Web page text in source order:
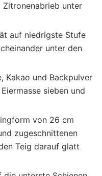
Zitronenabrieb unter
auf niedrigste Stufe
unter den
Kakao und Backpulver
sieben und
von 26 cm
zugeschnittenen
Teig darauf glatt